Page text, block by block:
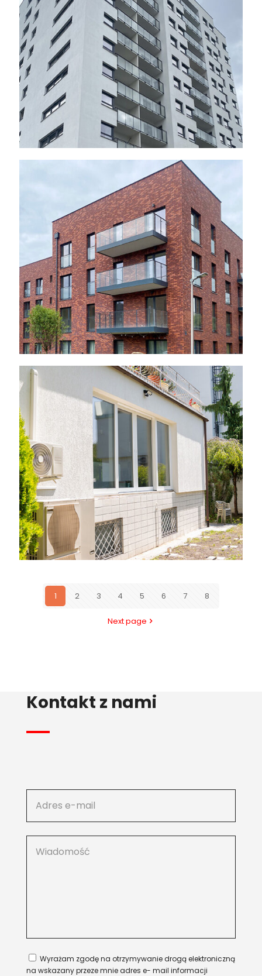
2024 r.
Poznań – ul. Ceglana,
2024 r.
Warszawa – Mokotów,
2024 r.
1 2 3 4 5 6 7 8
Next page
Kontakt z nami
Wyrażam zgodę na otrzymywanie drogą elektroniczną
na wskazany przeze mnie adres e- mail informacji